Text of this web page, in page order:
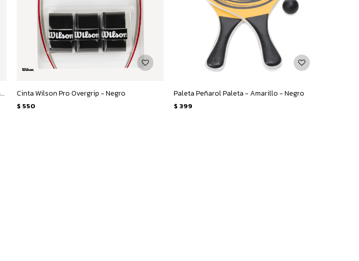
Cinta Wilson Pro Overgrip Perforated - Blanco Cinta Wilson Pro Overgrip - Negro
$ 550
Paleta Peñarol Paleta - Amarillo - Negro
$ 399